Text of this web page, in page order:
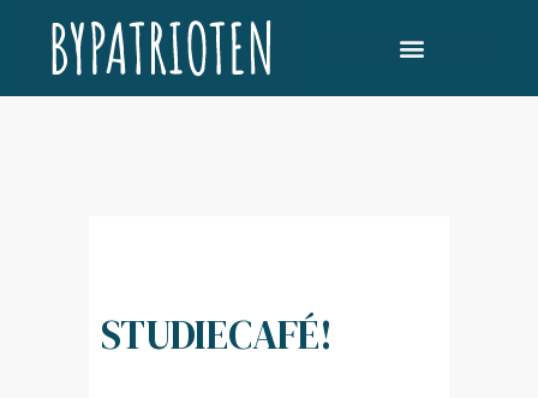
STUDIECAFÉ!